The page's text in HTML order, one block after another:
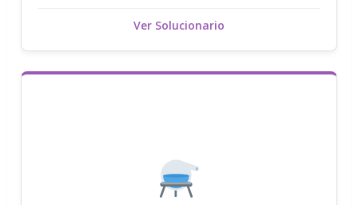
Ver Solucionario